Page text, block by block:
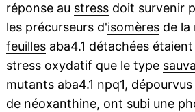
réponse au stressdoit survenir
les précurseurs d'isomèresde la
feuillesaba4.1 détachées étaient
stress oxydatif que le type
mutants aba4.1 npq1,
de néoxanthine, ont subi une